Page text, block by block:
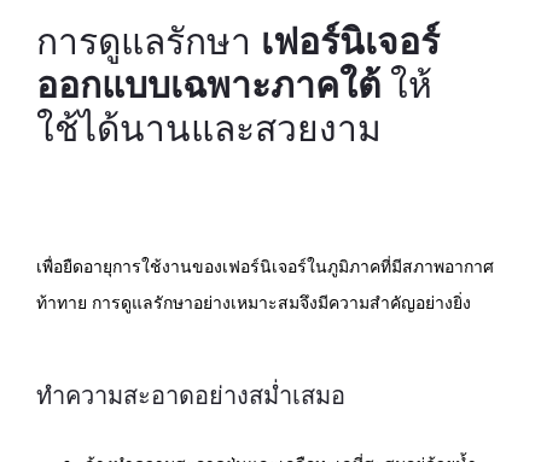
การดูแลรักษา เฟอร์นิเจอร์
ออกแบบเฉพาะภาคใต้ ให้
ใช้ได้นานและสวยงาม
เพื่อยืดอายุการใช้งานของเฟอร์นิเจอร์ในภูมิภาคที่มีสภาพอากาศ
ท้าทาย การดูแลรักษาอย่างเหมาะสมจึงมีความสำคัญอย่างยิ่ง
ทำความสะอาดอย่างสม่ำเสมอ